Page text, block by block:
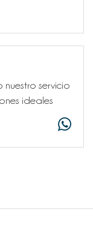
nuestro servicio
ideales